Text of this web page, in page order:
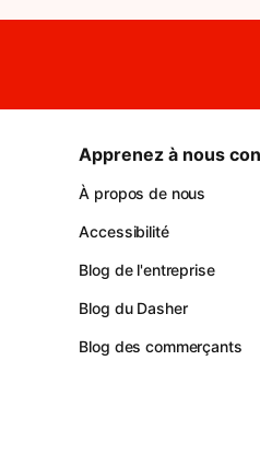
Apprenez à nous
À propos de nous
Accessibilité
Blog de l'entreprise
Blog du Dasher
Blog des commerçants